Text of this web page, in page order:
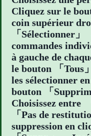
Cliquez sur le
coin supérieur
「Sélectionner
commandes
à gauche de
le bouton 「Tous
les sélectionner
bouton 「
Choisissez entre
「Pas de
suppression en